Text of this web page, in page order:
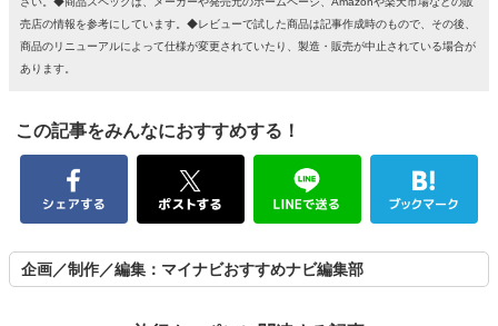
売店の情報を参考にしています。◆レビューで試した商品は記事作成時のもので、その後、
商品のリニューアルによって仕様が変更されていたり、製造・販売が中止されている場合が
あります。
この記事をみんなにおすすめする！
企画／制作／編集：マイナビおすすめナビ編集部